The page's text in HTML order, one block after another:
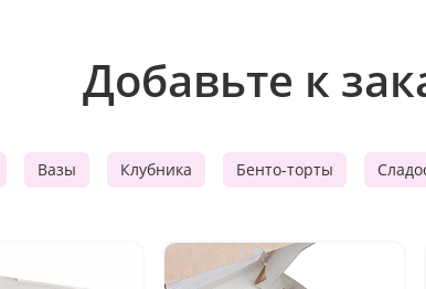
Добавьте к
Вазы Клубника Бенто-торты